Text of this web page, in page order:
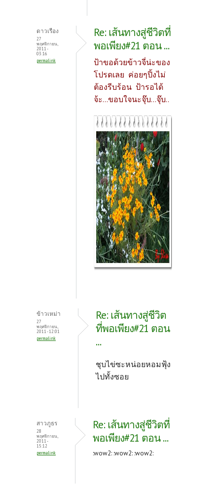
ดาวเรือง
27
พฤศจิกายน,
2011 -
03:16
permalink
Re: เส้นทางสู่ชีวิตที่
พอเพียง#21 ตอน ...
ป้าขอด้วยข้าวจี่น่ะของ
โปรดเลย ค่อยๆปิ้งไม่
ต้องรีบร้อน ป้ารอได้
จ้ะ...ขอบใจนะจุ๊บ...จุ๊บ..
ข้าวเหม่า
27
พฤศจิกายน,
2011 - 12:01
permalink
Re: เส้นทางสู่ชีวิต
ที่พอเพียง#21 ตอน
...
ชุบไข่ซะหน่อยหอมฟุ้ง
ไปทั้งซอย
สาวภูธร
28
พฤศจิกายน,
2011 -
15:12
permalink
Re: เส้นทางสู่ชีวิตที่
พอเพียง#21 ตอน ...
:wow2: :wow2: :wow2: